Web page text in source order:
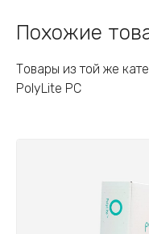
Похожие
Товары из той же
PolyLite PC